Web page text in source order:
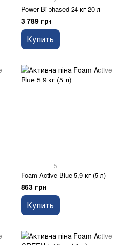
Power Bi-phased 24 кг 20 л
3 789 грн
Купить
5
Foam Active Blue 5,9 кг (5 л)
863 грн
Купить